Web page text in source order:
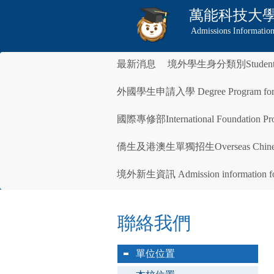
萬能科技大
Admissions
最新消息 境外學生身分類別
外國學生申請入學 Degree Program
國際專修部International Foundation
僑生及港澳生單獨招生Overseas
境外新生資訊 Admission information
聯絡我們
單位位置